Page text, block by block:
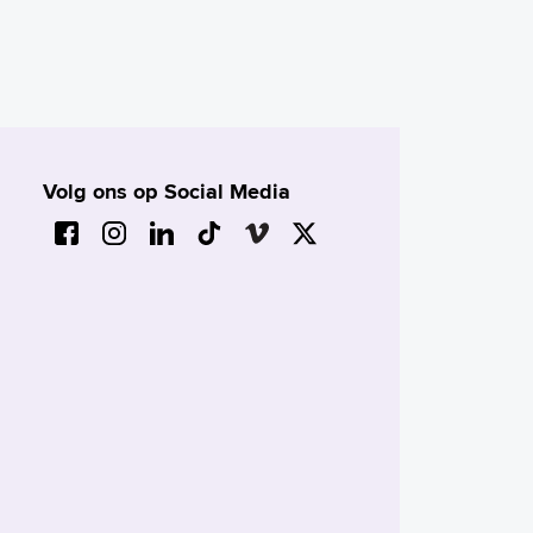
Volg ons op Social Media